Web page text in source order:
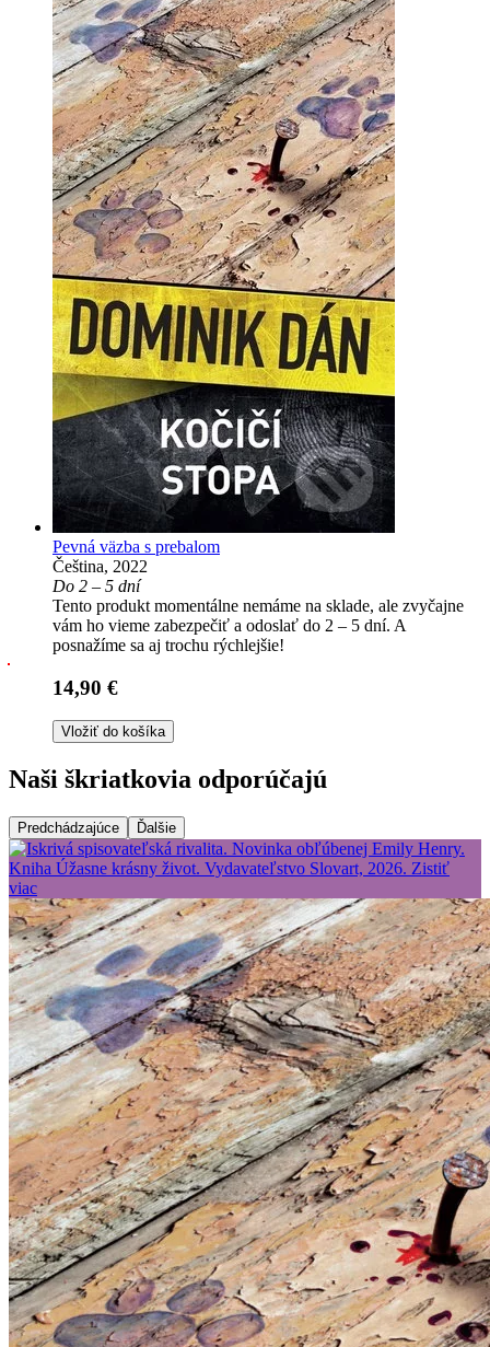
Pevná väzba s prebalom
Čeština, 2022
Do 2 – 5 dní
Tento produkt momentálne nemáme na sklade, ale zvyčajne
vám ho vieme zabezpečiť a odoslať do 2 – 5 dní. A
posnažíme sa aj trochu rýchlejšie!
14,90 €
Vložiť do košíka
Naši škriatkovia odporúčajú
Predchádzajúce Ďalšie